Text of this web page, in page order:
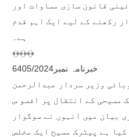
قانون سازی مساوات اور
رکھنے کے لیے ایک اہم قدم
ہے۔
﴾﴿﴾﴿﴾﴿
خبرنامہ نمبر6405/2024
۔ صوبائی وزیر سردار عبدالرحمن
مسیحی کے انتقال پر افسو س
بیان میں انہوں نے سوگوار
ہے پیٹرک مسیح ایک مخلص